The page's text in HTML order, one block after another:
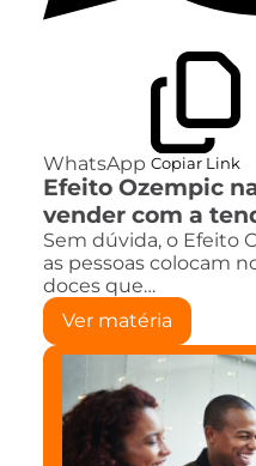
WhatsApp Copiar Link
Efeito Ozempic
vender com a
Sem dúvida, o Efeito
as pessoas colocam
doces que…
Ver matéria